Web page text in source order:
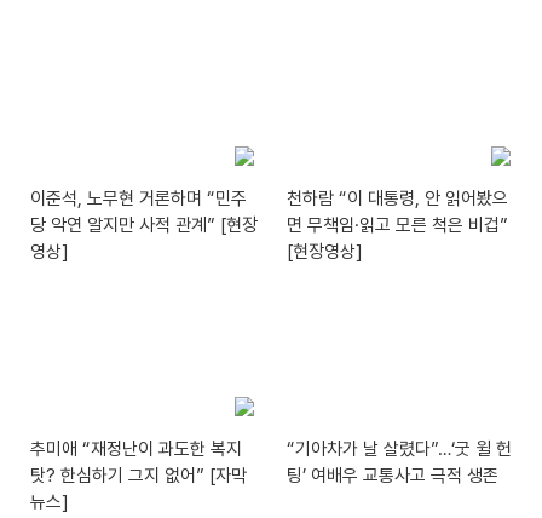
이준석, 노무현 거론하며 “민주
당 악연 알지만 사적 관계” [현장
영상]
천하람 “이 대통령, 안 읽어봤으
면 무책임·읽고 모른 척은 비겁”
[현장영상]
추미애 “재정난이 과도한 복지
탓? 한심하기 그지 없어” [자막
뉴스]
“기아차가 날 살렸다”…‘굿 윌 헌
팅’ 여배우 교통사고 극적 생존